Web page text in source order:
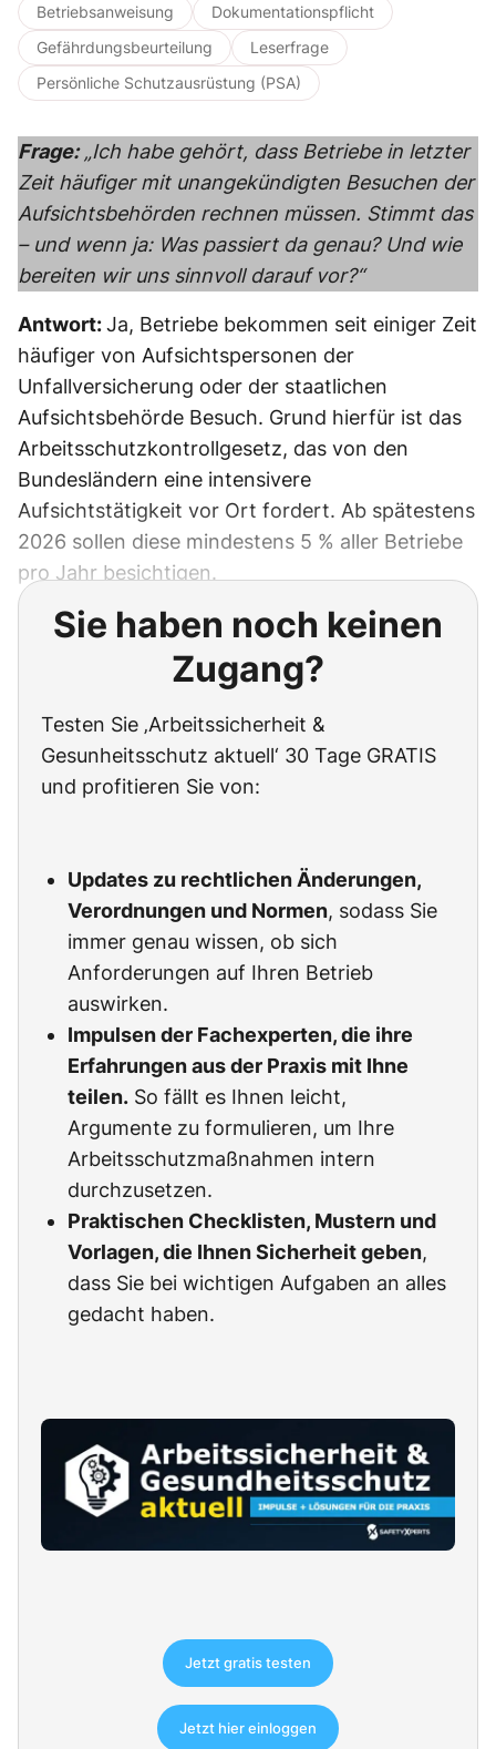
Betriebsanweisung
Dokumentationspflicht
Gefährdungsbeurteilung
Leserfrage
Persönliche Schutzausrüstung (PSA)
Frage:„Ich habe gehört, dass Betriebe in letzter
Zeit häufiger mit unangekündigten Besuchen der
Aufsichtsbehörden rechnen müssen. Stimmt das
– und wenn ja: Was passiert da genau? Und wie
bereiten wir uns sinnvoll darauf vor?“
Antwort:Ja, Betriebe bekommen seit einiger Zeit
häufiger von Aufsichtspersonen der
Unfallversicherung oder der staatlichen
Aufsichtsbehörde Besuch. Grund hierfür ist das
Arbeitsschutzkontrollgesetz, das von den
Bundesländern eine intensivere
Aufsichtstätigkeit vor Ort fordert. Ab spätestens
2026 sollen diese mindestens 5 % aller Betriebe
pro Jahr besichtigen.
Sie haben noch keinen
Zugang?
Testen Sie ‚Arbeitssicherheit &
Gesunheitsschutz aktuell‘ 30 Tage GRATIS
und profitieren Sie von:
Updates zu rechtlichen Änderungen,
Verordnungen und Normen, sodass Sie
immer genau wissen, ob sich
Anforderungen auf Ihren Betrieb
auswirken.
Impulsen der Fachexperten, die ihre
Erfahrungen aus der Praxis mit Ihne
teilen. So fällt es Ihnen leicht,
Argumente zu formulieren, um Ihre
Arbeitsschutzmaßnahmen intern
durchzusetzen.
Praktischen Checklisten, Mustern und
Vorlagen, die Ihnen Sicherheit geben,
dass Sie bei wichtigen Aufgaben an alles
gedacht haben.
Jetzt gratis testen
Jetzt hier einloggen